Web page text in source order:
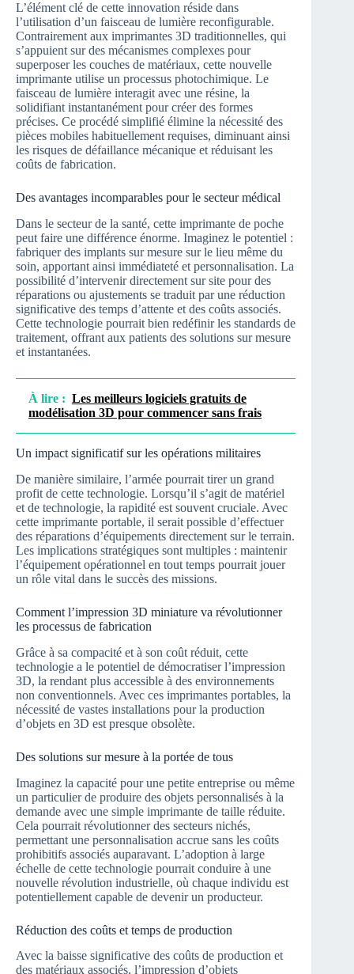
L’élément clé de cette innovation réside dans
l’utilisation d’un faisceau de lumière reconfigurable.
Contrairement aux imprimantes 3D traditionnelles, qui
s’appuient sur des mécanismes complexes pour
superposer les couches de matériaux, cette nouvelle
imprimante utilise un processus photochimique. Le
faisceau de lumière interagit avec une résine, la
solidifiant instantanément pour créer des formes
précises. Ce procédé simplifié élimine la nécessité des
pièces mobiles habituellement requises, diminuant ainsi
les risques de défaillance mécanique et réduisant les
coûts de fabrication.
Des avantages incomparables pour le secteur médical
Dans le secteur de la santé, cette imprimante de poche
peut faire une différence énorme. Imaginez le potentiel :
fabriquer des implants sur mesure sur le lieu même du
soin, apportant ainsi immédiateté et personnalisation. La
possibilité d’intervenir directement sur site pour des
réparations ou ajustements se traduit par une réduction
significative des temps d’attente et des coûts associés.
Cette technologie pourrait bien redéfinir les standards de
traitement, offrant aux patients des solutions sur mesure
et instantanées.
À lire : Les meilleurs logiciels gratuits de
modélisation 3D pour commencer sans frais
Un impact significatif sur les opérations militaires
De manière similaire, l’armée pourrait tirer un grand
profit de cette technologie. Lorsqu’il s’agit de matériel
et de technologie, la rapidité est souvent cruciale. Avec
cette imprimante portable, il serait possible d’effectuer
des réparations d’équipements directement sur le terrain.
Les implications stratégiques sont multiples : maintenir
l’équipement opérationnel en tout temps pourrait jouer
un rôle vital dans le succès des missions.
Comment l’impression 3D miniature va révolutionner
les processus de fabrication
Grâce à sa compacité et à son coût réduit, cette
technologie a le potentiel de démocratiser l’impression
3D, la rendant plus accessible à des environnements
non conventionnels. Avec ces imprimantes portables, la
nécessité de vastes installations pour la production
d’objets en 3D est presque obsolète.
Des solutions sur mesure à la portée de tous
Imaginez la capacité pour une petite entreprise ou même
un particulier de produire des objets personnalisés à la
demande avec une simple imprimante de taille réduite.
Cela pourrait révolutionner des secteurs nichés,
permettant une personnalisation accrue sans les coûts
prohibitifs associés auparavant. L’adoption à large
échelle de cette technologie pourrait conduire à une
nouvelle révolution industrielle, où chaque individu est
potentiellement capable de devenir un producteur.
Réduction des coûts et temps de production
Avec la baisse significative des coûts de production et
des matériaux associés, l’impression d’objets